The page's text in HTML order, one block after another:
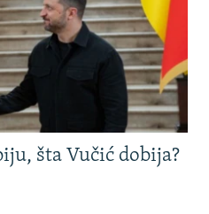
šta Vučić dobija?